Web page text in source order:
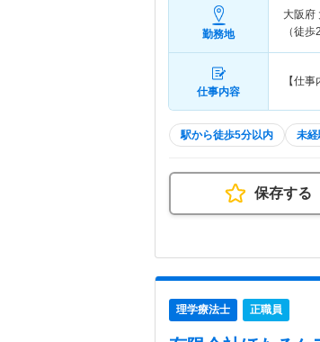
勤務地
大阪府
（徒
仕事内容
【仕
駅から徒歩5分以内 未
保存する
理学療法士 正職員